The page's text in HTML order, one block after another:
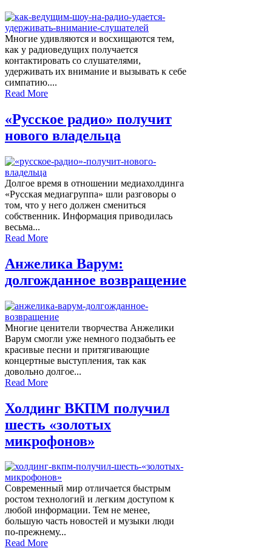
Многие удивляются и восхищаются тем,
как у радиоведущих получается
контактировать со слушателями,
удерживать их внимание и вызывать к себе
симпатию....
Read More
«Русское радио» получит
нового владельца
Долгое время в отношении медиахолдинга
«Русская медиагруппа» шли разговоры о
том, что у него должен смениться
собственник. Информация приводилась
весьма...
Read More
Анжелика Варум:
долгожданное возвращение
Многие ценители творчества Анжелики
Варум смогли уже немного подзабыть ее
красивые песни и притягивающие
концертные выступления, так как
довольно долгое...
Read More
Холдинг ВКПМ получил
шесть «золотых
микрофонов»
Современный мир отличается быстрым
ростом технологий и легким доступом к
любой информации. Тем не менее,
большую часть новостей и музыки люди
по-прежнему...
Read More